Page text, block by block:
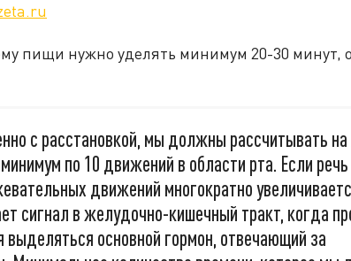
пищи нужно уделять минимум 20-30 минут,
с расстановкой, мы должны рассчитывать
по 10 движений в области рта. Если
движений многократно
сигнал в желудочно-кишечный тракт, когда
выделяться основной гормон, отвечающий за